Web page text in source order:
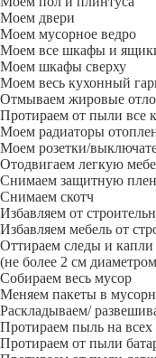
Моем двери
Моем мусорное ведро
Моем все шкафы и
Моем шкафы сверху
Моем весь кухонный
Отмываем жировые
Протираем от пыли все
Моем радиаторы
Моем розетки/
Отодвигаем легкую
Снимаем защитную
Снимаем скотч
Избавляем от
Избавляем мебель от
Оттираем следы и капли
(не более 2 см
Собираем весь мусор
Меняем пакеты в
Раскладываем/
Протираем пыль на
Протираем от пыли